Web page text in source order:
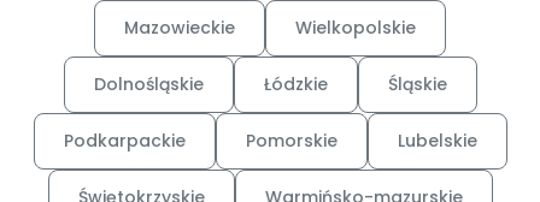
Mazowieckie Wielkopolskie
Dolnośląskie Łódzkie Śląskie
Podkarpackie Pomorskie Lubelskie
Świętokrzyskie Warmińsko-mazurskie